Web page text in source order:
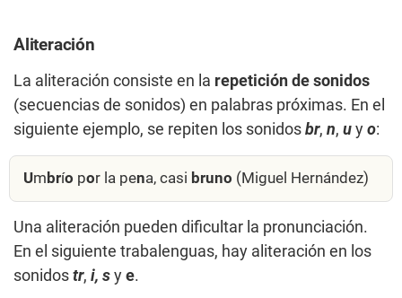
Aliteración
La aliteración consiste en la repetición de sonidos
(secuencias de sonidos) en palabras próximas. En el
siguiente ejemplo, se repiten los sonidos br, n, u y o:
Um brío por la pena, casi bruno (Miguel Hernández)
Una aliteración pueden dificultar la pronunciación.
En el siguiente trabalenguas, hay aliteración en los
sonidos tr, i, s y e.